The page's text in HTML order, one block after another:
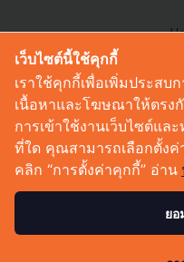
เว็บไซต์นี้ใช้คุกกี้
เราใช้คุกกี้เพื่อเพิ่มประสบ
เนื้อหาและโฆษณาให้ตรง
การเข้าใช้งานเว็บไซต์แล
ที่ใด คุณสามารถเลือกตั้ง
คลิก “การตั้งค่าคุกกี้” อ่าน
ยอ